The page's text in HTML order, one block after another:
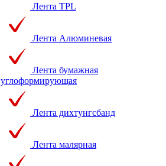
Лента TPL
Лента Алюминевая
Лента бумажная
углоформирующая
Лента дихтунгсбанд
Лента малярная